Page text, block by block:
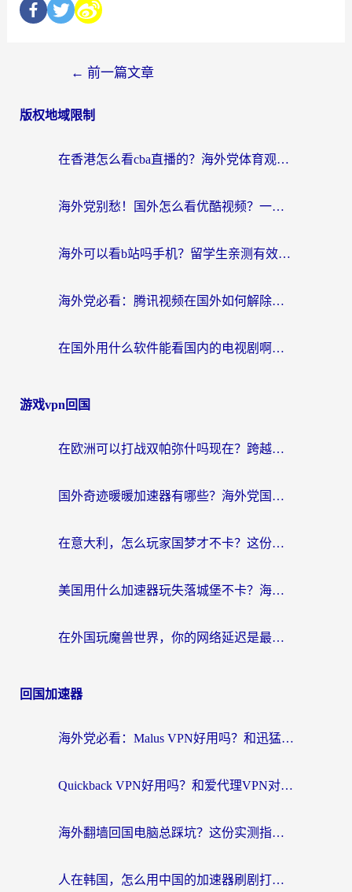
← 前一篇文章
版权地域限制
在香港怎么看cba直播的？海外党体育观赛终极指南：告别版权限制，畅享中文解说
海外党别愁！国外怎么看优酷视频？一招解决追剧、看直播难题
海外可以看b站吗手机？留学生亲测有效的回国加速指南
海外党必看：腾讯视频在国外如何解除地域限制？附优酷咪咕使用指南
在国外用什么软件能看国内的电视剧啊？留学生亲测有效的回国加速方案
游戏vpn回国
在欧洲可以打战双帕弥什吗现在？跨越延迟墙的实战指南
国外奇迹暖暖加速器有哪些？海外党国服游戏畅玩终极指南（附亲测推荐）
在意大利，怎么玩家国梦才不卡？这份终极加速指南请收好
美国用什么加速器玩失落城堡不卡？海外党亲测有效的国服游戏加速指南
在外国玩魔兽世界，你的网络延迟是最大的敌人
回国加速器
海外党必看：Malus VPN好用吗？和迅猛兔VPN对比哪个回国效果更好？附真实体验与避坑指南
Quickback VPN好用吗？和爱代理VPN对比哪个回国效果更好？
海外翻墙回国电脑总踩坑？这份实测指南帮你选对加速器（附ChickCNinitapMalus对比）
人在韩国，怎么用中国的加速器刷剧打游戏？这份真实体验指南给你答案